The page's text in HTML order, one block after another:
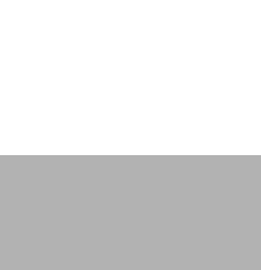
diensten aan